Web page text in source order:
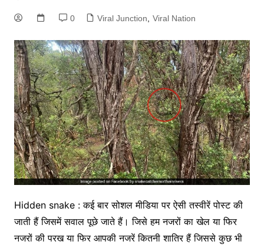
0 Viral Junction Viral Nation
Hidden snake : कई बार सोशल मीडिया पर ऐसी तस्वीरें पोस्ट की
जाती हैं जिसमें सवाल पूछे जाते हैं। जिसे हम नजरों का खेल या फिर
नजरों की परख या फिर आपकी नजरें कितनी शातिर हैं जिससे कुछ भी